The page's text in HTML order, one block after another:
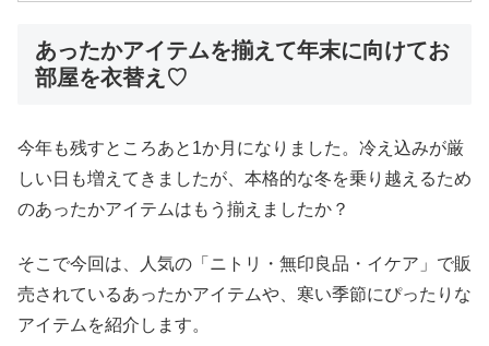
あったかアイテムを揃えて年末に向けてお
部屋を衣替え♡
今年も残すところあと1か月になりました。冷え込みが厳
しい日も増えてきましたが、本格的な冬を乗り越えるため
のあったかアイテムはもう揃えましたか？
そこで今回は、人気の「ニトリ・無印良品・イケア」で販
売されているあったかアイテムや、寒い季節にぴったりな
アイテムを紹介します。